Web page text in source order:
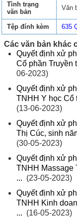
Tình trạng
văn bản
Văn
Tệp đính kèm 635
Các văn bản khác
Quyết định xử
Cổ phần Truyền
06-2023)
Quyết định xử
TNHH Y học Cổ
(13-06-2023)
Quyết định xử
Thị Cúc, sinh
(30-05-2023)
Quyết định xử
TNHH Massage
... (23-05-2023)
Quyết định xử
TNHH Kinh
... (16-05-2023)